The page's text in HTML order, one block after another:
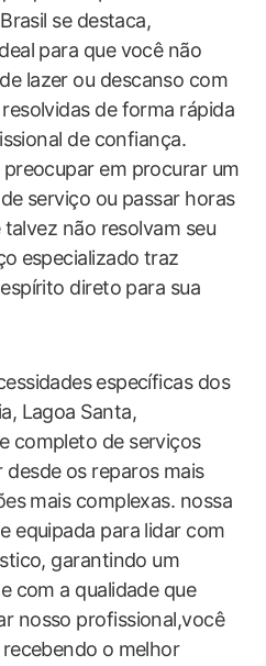
se destaca,
para que você não
lazer ou descanso‍ com
de forma rápida
de‌ confiança.
em procurar um
serviço ou passar horas
não resolvam ‍seu
⁢especializado traz
direto para sua
⁤específicas dos⁣
Lagoa Santa,
completo de​ serviços‍
os reparos mais
mais complexas. nossa
​equipada para lidar com⁢
garantindo um
com a qualidade que
nosso profissional,você
⁢o melhor